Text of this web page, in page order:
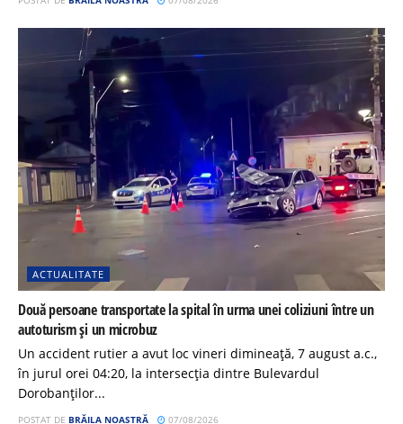
ACTUALITATE
Două persoane transportate la spital în urma unei coliziuni între un
autoturism și un microbuz
Un accident rutier a avut loc vineri dimineață, 7 august a.c.,
în jurul orei 04:20, la intersecția dintre Bulevardul
Dorobanților...
POSTAT DE BRĂILA NOASTRĂ 07/08/2026